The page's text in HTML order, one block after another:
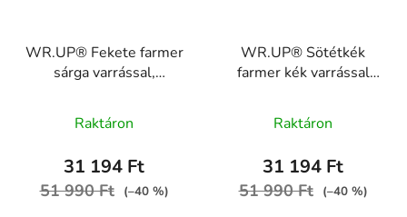
WR.UP® Fekete farmer
sárga varrással,
WRUP1RC002ORG,
J7Y
Raktáron
31 194 Ft
51 990 Ft (–40 %)
WR.UP® Sötétkék
farmer kék varrással
WRUP1RC002ORG,
J0B
Raktáron
31 194 Ft
51 990 Ft (–40 %)